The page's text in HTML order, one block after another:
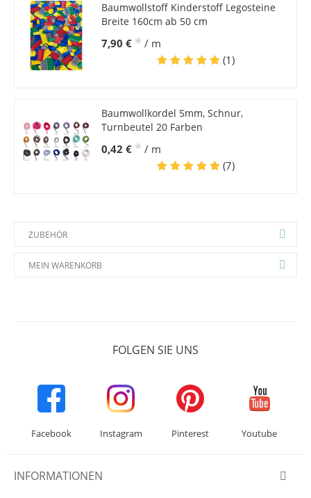
Baumwollstoff Kinderstoff Legosteine
Breite 160cm ab 50 cm
7,90 € * / m
(1)
Baumwollkordel 5mm, Schnur,
Turnbeutel 20 Farben
0,42 € * / m
(7)
ZUBEHÖR
MEIN WARENKORB
FOLGEN SIE UNS
Facebook Instagram Pinterest Youtube
INFORMATIONEN